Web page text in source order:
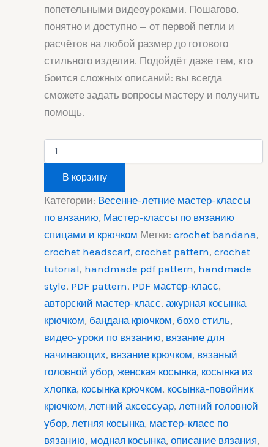
попетельными видеоуроками. Пошагово,
понятно и доступно — от первой петли и
расчётов на любой размер до готового
стильного изделия. Подойдёт даже тем, кто
боится сложных описаний: вы всегда
сможете задать вопросы мастеру и получить
помощь.
Количество
товара
повойник
"Ассоль"
крючком.
Мастер-
В корзину
Категории: Весенне-летние мастер-классы
по вязанию, Мастер-классы по вязанию
спицами и крючком Метки: crochet bandana,
crochet headscarf, crochet pattern, crochet
tutorial, handmade pdf pattern, handmade
style, PDF pattern, PDF мастер-класс,
авторский мастер-класс, ажурная косынка
крючком, бандана крючком, бохо стиль,
видео-уроки по вязанию, вязание для
начинающих, вязание крючком, вязаный
головной убор, женская косынка, косынка из
хлопка, косынка крючком, косынка-повойник
крючком, летний аксессуар, летний головной
убор, летняя косынка, мастер-класс по
вязанию, модная косынка, описание вязания,